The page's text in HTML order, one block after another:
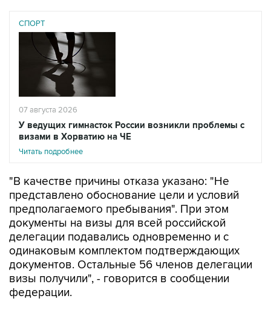
СПОРТ
07 августа 2026
У ведущих гимнасток России возникли проблемы с
визами в Хорватию на ЧЕ
Читать подробнее
"В качестве причины отказа указано: "Не
представлено обоснование цели и условий
предполагаемого пребывания". При этом
документы на визы для всей российской
делегации подавались одновременно и с
одинаковым комплектом подтверждающих
документов. Остальные 56 членов делегации
визы получили", - говорится в сообщении
федерации.